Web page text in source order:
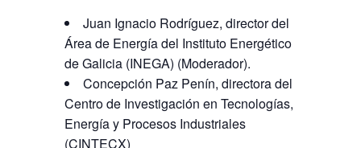
Juan Ignacio Rodríguez, director del
Área de Energía del Instituto Energético
de Galicia (INEGA) (Moderador).
Concepción Paz Penín, directora del
Centro de Investigación en Tecnologías,
Energía y Procesos Industriales
(CINTECX)